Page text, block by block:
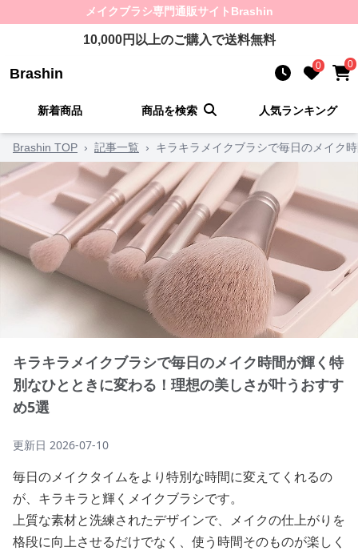
メイクブラシ専門通販サイト Brashin
10,000円以上のご購入で送料無料
Brashin 0 0
新着商品 商品を検索 人気ランキング
Brashin TOP › 記事一覧 › キラキラメイクブラシで毎日のメイク
キラキラメイクブラシで毎日のメイク時間が輝く特
別なひとときに変わる！理想の美しさが叶うおすす
め5選
更新日 2026-07-10
毎日のメイクタイムをより特別な時間に変えてくれるの
が、キラキラと輝くメイクブラシです。
上質な素材と洗練されたデザインで、メイクの仕上がりを
格段に向上させるだけでなく、使う時間そのものが楽しく